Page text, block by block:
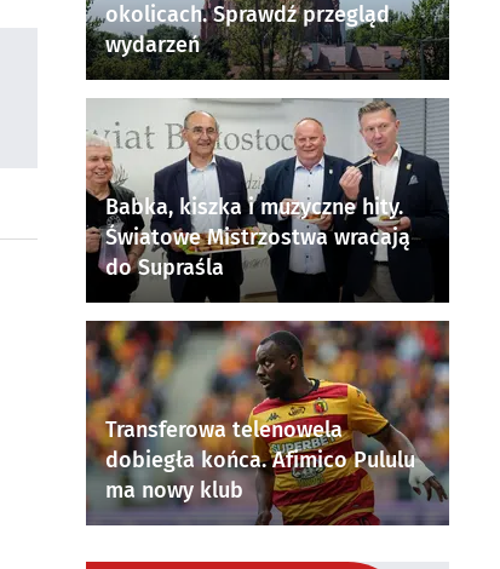
okolicach. Sprawdź przegląd
wydarzeń
Babka, kiszka i muzyczne hity.
Światowe Mistrzostwa wracają
do Supraśla
Transferowa telenowela
dobiegła końca. Afimico Pululu
ma nowy klub